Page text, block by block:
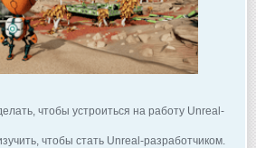
чтобы устроиться на работу Unreal-
чтобы стать Unreal-разработчиком.